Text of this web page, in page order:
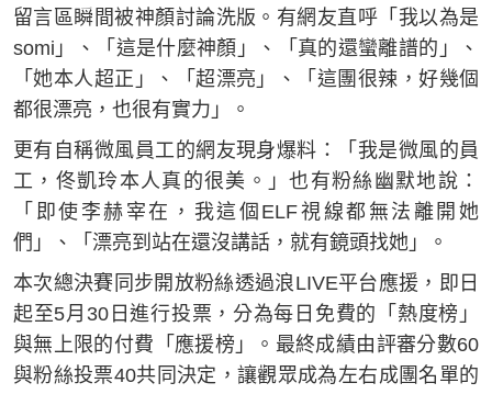
留言區瞬間被神顏討論洗版。有網友直呼「我以為是
somi」、「這是什麼神顏」、「真的還蠻離譜的」、
「她本人超正」、「超漂亮」、「這團很辣，好幾個
都很漂亮，也很有實力」。
更有自稱微風員工的網友現身爆料：「我是微風的員
工，佟凱玲本人真的很美。」也有粉絲幽默地說：
「即使李赫宰在，我這個ELF視線都無法離開她
們」、「漂亮到站在還沒講話，就有鏡頭找她」。
本次總決賽同步開放粉絲透過浪LIVE平台應援，即日
起至5月30日進行投票，分為每日免費的「熱度榜」
與無上限的付費「應援榜」。最終成績由評審分數60
與粉絲投票40共同決定，讓觀眾成為左右成團名單的